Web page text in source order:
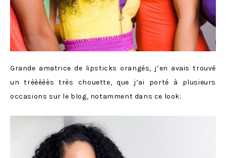
Grande amatrice de lipsticks orangés, j’en avais trouvé
un trèèèèès très chouette, que j’ai porté à plusieurs
occasions sur le blog, notamment dans ce look: